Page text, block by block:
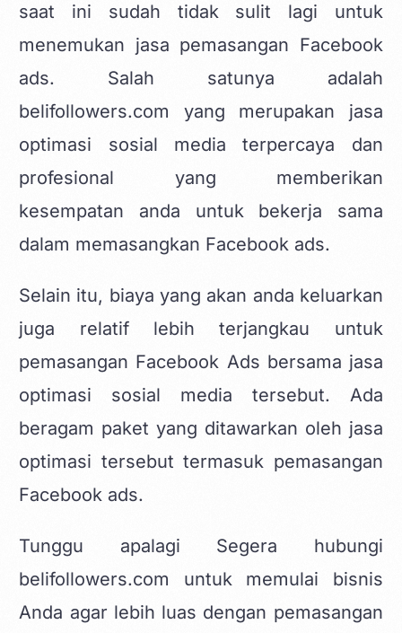
saat ini sudah tidak sulit lagi untuk
menemukan jasa pemasangan Facebook
ads. Salah satunya adalah
belifollowers.com yang merupakan jasa
optimasi sosial media terpercaya dan
profesional yang memberikan
kesempatan anda untuk bekerja sama
dalam memasangkan Facebook ads.
Selain itu, biaya yang akan anda keluarkan
juga relatif lebih terjangkau untuk
pemasangan Facebook Ads bersama jasa
optimasi sosial media tersebut. Ada
beragam paket yang ditawarkan oleh jasa
optimasi tersebut termasuk pemasangan
Facebook ads.
Tunggu apalagi Segera hubungi
belifollowers.com untuk memulai bisnis
Anda agar lebih luas dengan pemasangan